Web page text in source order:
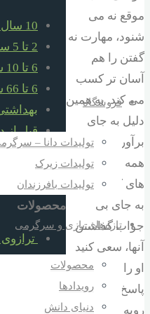
فروشگاه
تولیدات دانا –
تولیدات زیرک
تولیدات بافرزندان
تازه‌های بازی و سرگرمی
محصولات
رویدادها
دنیای دانش
موقع نه می
شنود، مهارت نه
گفتن را هم
آسان تر کسب
می کند. به همین
دلیل به جای
برآورده کردن
همه خواسته
های کودک تان
به جای بی
جواب گذاشتن
آنها، سعی کنید
او را گاهی با
پاسخ منفی تان
روبه رو کنید.
10 سال به بالا
2 تا 5 سال
6 تا 10 سال
6 تا 66 سال
قبل از
کمک
هدایا
محصولات